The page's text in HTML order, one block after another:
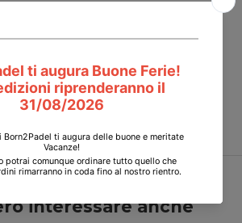
che aumenta l’assorbimento del
sensazione viscosa conferisce
pala in qualsiasi situazione.
mm.
interessare anche